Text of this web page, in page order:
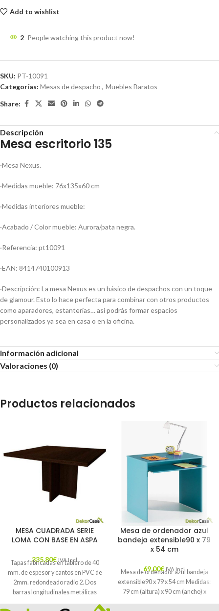
Add to wishlist
2 People watching this product now!
SKU: PT-10091
Categorías: Mesas de despacho, Muebles Baratos
Share:
Descripción
Mesa escritorio 135
·Mesa Nexus.
·Medidas mueble: 76x135x60 cm
·Medidas interiores mueble:
·Acabado / Color mueble: Aurora/pata negra.
·Referencia: pt10091
·EAN: 8414740100913
·Descripción: La mesa Nexus es un básico de despachos con un toque
de glamour. Esto lo hace perfecta para combinar con otros productos
como aparadores, estanterías… así podrás formar espacios
personalizados ya sea en casa o en la oficina.
Información adicional
Valoraciones (0)
Productos relacionados
MESA CUADRADA SERIE
LOMA CON BASE EN ASPA
335,80€ IVA Incl.
Tapas fabricadas en tablero de 40
mm. de espesor y cantos en PVC de
2mm. redondeado radio 2. Dos
barras longitudinales metálicas
bajo tapa, laterales de 60 mm. de
Mesa de ordenador azul
bandeja extensible90 x 79
x 54 cm
69,00€ IVA Incl.
Mesa de ordenador azul bandeja
extensible90 x 79 x 54 cm Medidas:
79 cm (altura) x 90 cm (ancho) x